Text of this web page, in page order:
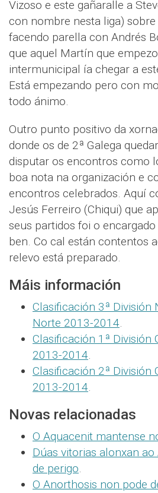
Vizoso e este gañaralle a
con nombre nesta liga)
facendo parella con Andrés
que aquel Martín que
intermunicipal ía chegar a
Está empezando pero con
todo ánimo.
Outro punto positivo da
donde os de 2ª Galega
disputar os encontros como
boa nota na organización e
encontros celebrados. Aquí
Jesús Ferreiro (Chiqui) que
seus partidos foi o
ben. Co cal están contentos
relevo está preparado.
Máis información
Clasificación 3ª División
Norte 2013-2014.
Clasificación 1ª División
2013-2014.
Clasificación 2ª División
2013-2014.
Novas relacionadas
O Aquacenit mantense
Dúas vitorias alonxan
de perigo.
O Anorthosis non pode